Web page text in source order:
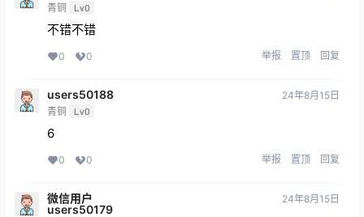
青铜 Lv0
不错不错
0 0 举报 置顶 回复
users50188
青铜 Lv0
24年8月15日
6
0 0 举报 置顶 回复
微信用户
users50179
24年8月15日